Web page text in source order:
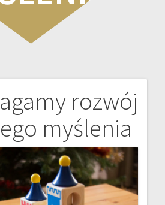
rozwój
myślenia